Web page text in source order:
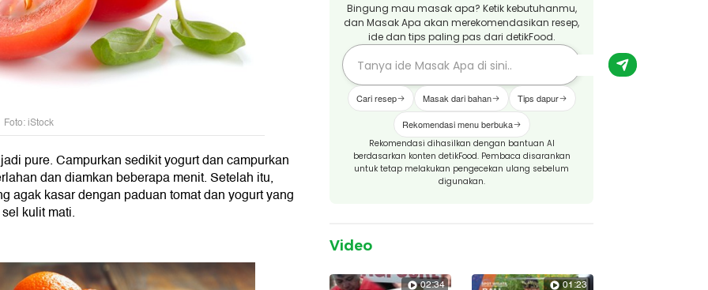
Foto: iStock
pure. Campurkan sedikit yogurt dan campurkan
dan diamkan beberapa menit. Setelah itu,
agak kasar dengan paduan tomat dan yogurt yang
kulit mati.
Bingung mau masak apa? Ketik kebutuhanmu,
dan Masak Apa akan merekomendasikan resep,
ide dan tips paling pas dari detikFood.
Cari resep Masak dari bahan Tips dapur
Rekomendasi menu berbuka
Rekomendasi dihasilkan dengan bantuan AI
berdasarkan konten detikFood. Pembaca disarankan
untuk tetap melakukan pengecekan ulang sebelum
digunakan.
Video
02:34 01:23